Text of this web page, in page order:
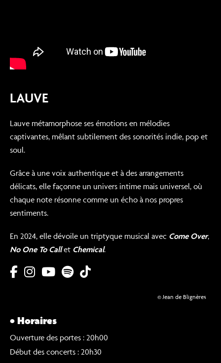
LAUVE
Lauve métamorphose ses émotions en mélodies
captivantes, mêlant subtilement des sonorités indie, pop et
soul.
Grâce à une voix authentique et à des arrangements
délicats, elle façonne un univers intime mais universel, où
chaque note résonne comme un écho à nos propres
sentiments.
En 2024, elle dévoile un triptyque musical avec Come Over,
No One To Callet Chemical.
© Jean de Blignères
• Horaires
Ouverture des portes : 20h00
Début des concerts : 20h30